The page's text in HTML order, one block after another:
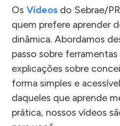
Os Vídeos do Sebrae/
quem prefere aprender
dinâmica. Abordamos
passo sobre
explicações sobre
forma simples e
daqueles que aprende
prática, nossos vídeos